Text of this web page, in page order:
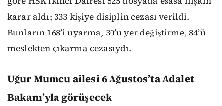
karar aldı; 333 kişiye disiplin cezası verildi.
Bunların 168’i uyarma, 30’u yer değiştirme, 84’ü
meslekten çıkarma cezasıydı.
Uğur Mumcu ailesi 6 Ağustos’ta Adalet
Bakanı’yla görüşecek